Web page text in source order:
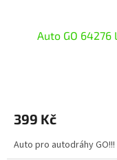
Auto GO 64276
399 Kč
Auto pro autodráhy GO!!!